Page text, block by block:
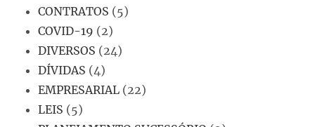
CONTRATOS (5)
COVID-19 (2)
DIVERSOS (24)
DÍVIDAS (4)
EMPRESARIAL (22)
LEIS (5)